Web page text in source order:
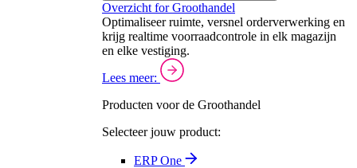
Overzicht for Groothandel
Optimaliseer ruimte, versnel orderverwerking en
krijg realtime voorraadcontrole in elk magazijn
en elke vestiging.
Lees meer:
Producten voor de Groothandel
Selecteer jouw product:
ERP One